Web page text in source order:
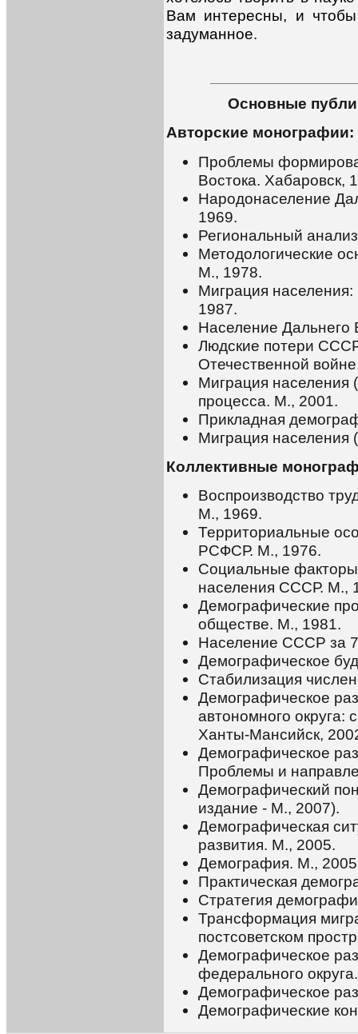
Вам интересны, и чтобы
задуманное.
Основные
Авторские монографии:
Проблемы
Востока. Хабаровск,
Народонаселение
1969.
Региональный
Методологические
М., 1978.
Миграция
1987.
Население Дальнего
Людские потери
Отечественной
Миграция населения
процесса. М., 2001.
Прикладная
Миграция населения
Коллективные
Воспроизводство
М., 1969.
Территориальные
РСФСР. М., 1976.
Социальные
населения СССР. М.,
Демографические
обществе. М., 1981.
Население СССР за
Демографическое
Стабилизация
Демографическое
автономного округа:
Ханты-Мансийск,
Демографическое
Проблемы и
Демографический
издание - М., 2007).
Демографическая
развития. М., 2005.
Демография. М.,
Практическая
Стратегия
Трансформация
постсоветском
Демографическое
федерального
Демографическое
Демографические